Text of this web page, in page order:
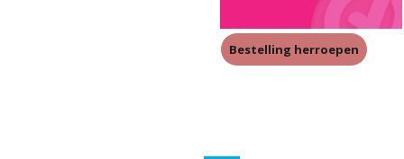
Bestelling herroepen